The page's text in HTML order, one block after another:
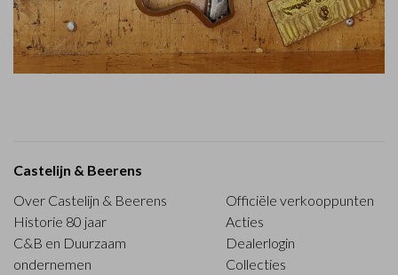
Castelijn & Beerens
Over Castelijn & Beerens
Historie 80 jaar
C&B en Duurzaam
ondernemen
Officiële verkooppunten
Acties
Dealerlogin
Collecties